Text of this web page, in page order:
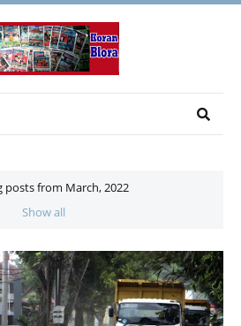
posts from March, 2022
Show all